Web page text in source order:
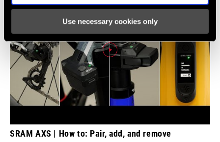
Use necessary cookies only
SRAM AXS | How to: Pair, add, and remove